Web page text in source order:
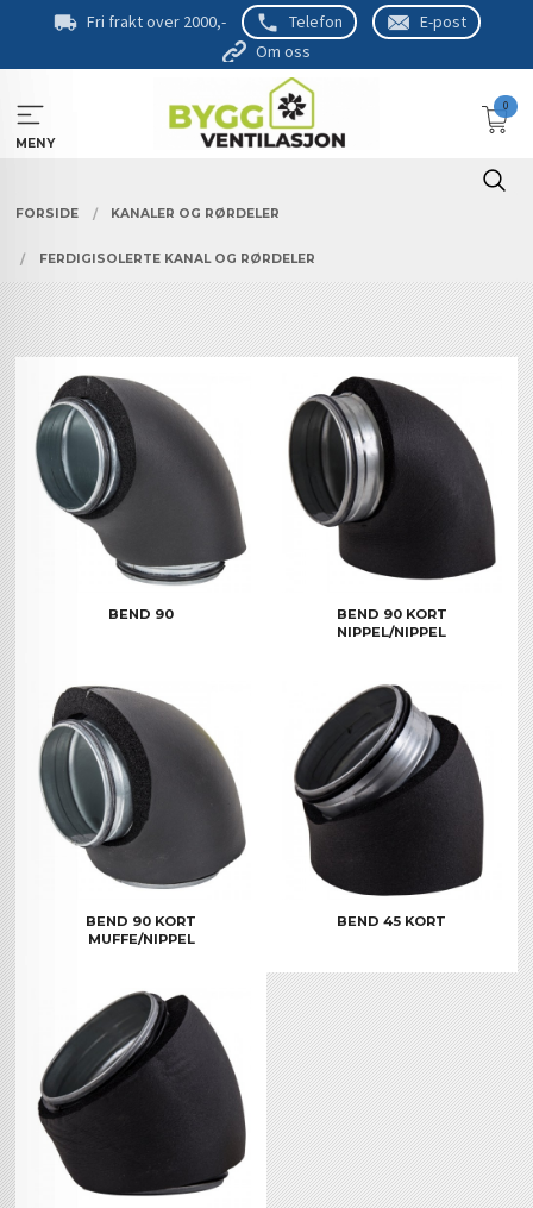
Fri frakt over 2000,- Telefon
E-post
Om oss
MENY
0
FORSIDE KANALER OG RØRDELER
FERDIGISOLERTE KANAL OG RØRDELER
BEND 90
BEND 90 KORT
NIPPEL/NIPPEL
BEND 90 KORT
MUFFE/NIPPEL
BEND 45 KORT